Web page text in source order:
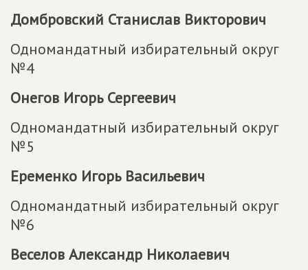
Домбровский Станислав Викторович
Одномандатный избирательный округ
№4
Онегов Игорь Сергеевич
Одномандатный избирательный округ
№5
Еременко Игорь Васильевич
Одномандатный избирательный округ
№6
Веселов Александр Николаевич